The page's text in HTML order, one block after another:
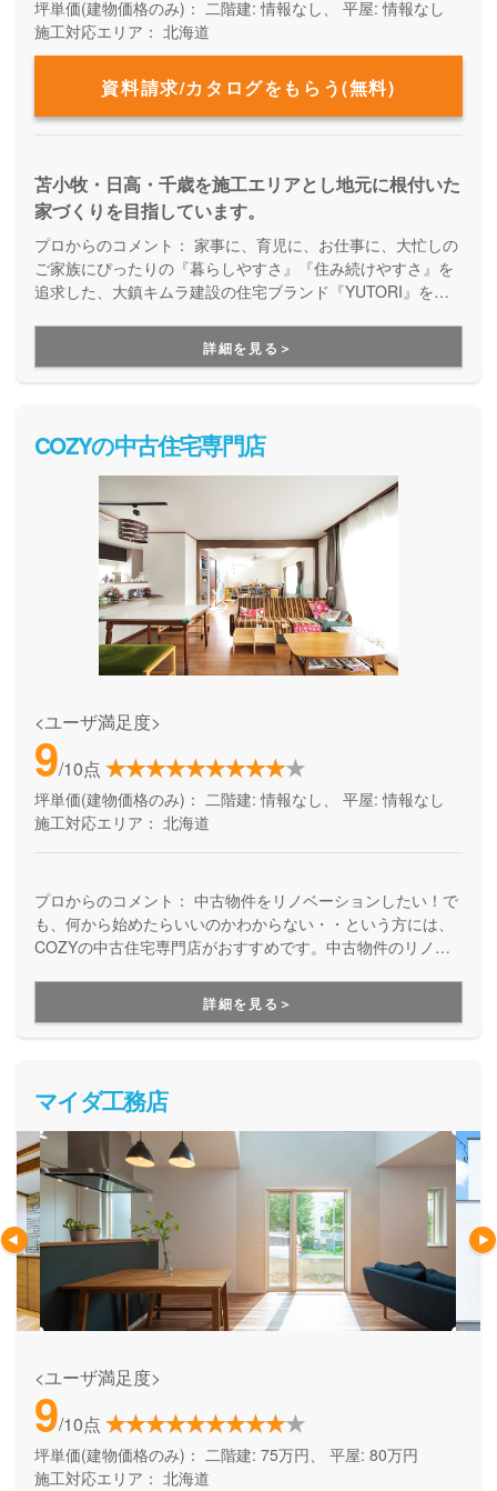
坪単価(建物価格のみ)： 二階建: 情報なし、 平屋: 情報なし
施工対応エリア： 北海道
資料請求/カタログをもらう(無料)
苫小牧・日高・千歳を施工エリアとし地元に根付いた
家づくりを目指しています。
プロからのコメント： 家事に、育児に、お仕事に、大忙しの
ご家族にぴったりの『暮らしやすさ』『住み続けやすさ』を
追求した、大鎮キムラ建設の住宅ブランド『YUTORI』をご
る、確かな経験・知識・施工力。建築中の現場もしっかりと
整理整頓され、見えないところにも隅々まで気を配った家づ
くりを実現しています。
詳細を見る＞
COZYの中古住宅専門店
<ユーザ満足度>
9/10点
坪単価(建物価格のみ)： 二階建: 情報なし、 平屋: 情報なし
施工対応エリア： 北海道
プロからのコメント： 中古物件をリノベーションしたい！で
も、何から始めたらいいのかわからない・・という方には、
COZYの中古住宅専門店がおすすめです。中古物件のリノベ
は施工業者、融資は銀行など、それぞれの窓口にご自身で依
頼をしなければならないことがほとんどですが、COZYでは
物件探しからアフターフォローまで一貫して対応してくれま
った会社なので安心してお任せできます。
詳細を見る＞
マイダ工務店
<ユーザ満足度>
9/10点
坪単価(建物価格のみ)： 二階建: 75万円、 平屋: 80万円
施工対応エリア： 北海道